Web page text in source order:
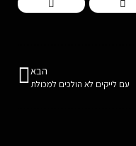
הבא
עם לייקים לא הולכים למכולת